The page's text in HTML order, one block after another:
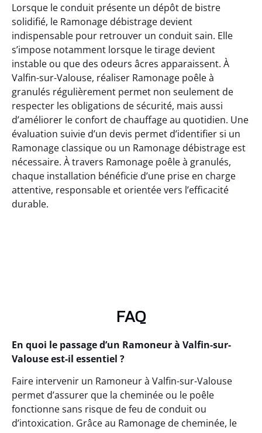
Lorsque le conduit présente un dépôt de bistre
solidifié, le Ramonage débistrage devient
indispensable pour retrouver un conduit sain. Elle
s’impose notamment lorsque le tirage devient
instable ou que des odeurs âcres apparaissent. À
Valfin-sur-Valouse, réaliser Ramonage poêle à
granulés régulièrement permet non seulement de
respecter les obligations de sécurité, mais aussi
d’améliorer le confort de chauffage au quotidien. Une
évaluation suivie d’un devis permet d’identifier si un
Ramonage classique ou un Ramonage débistrage est
nécessaire. À travers Ramonage poêle à granulés,
chaque installation bénéficie d’une prise en charge
attentive, responsable et orientée vers l’efficacité
durable.
FAQ
En quoi le passage d’un Ramoneur à Valfin-sur-
Valouse est-il essentiel ?
Faire intervenir un Ramoneur à Valfin-sur-Valouse
permet d’assurer que la cheminée ou le poêle
fonctionne sans risque de feu de conduit ou
d’intoxication. Grâce au Ramonage de cheminée, le